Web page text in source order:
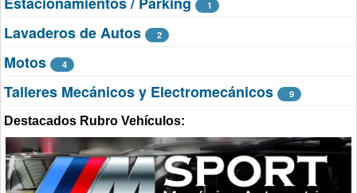
1
Lavaderos de Autos 2
Motos 4
Talleres Mecánicos y Electromecánicos 9
Destacados Rubro Vehículos: